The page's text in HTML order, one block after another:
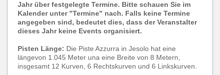
Jahr über festgelegte Termine. Bitte schauen Sie im
Kalender unter "Termine" nach. Falls keine Termine
angegeben sind, bedeutet dies, dass der Veranstalter
dieses Jahr keine Events organisiert.
Pisten Länge: Die Piste Azzurra in Jesolo hat eine
längevon 1.045 Meter una eine Breite von 8 Metern,
insgesamt 12 Kurven, 6 Rechtskurven und 6 Linkskurven.